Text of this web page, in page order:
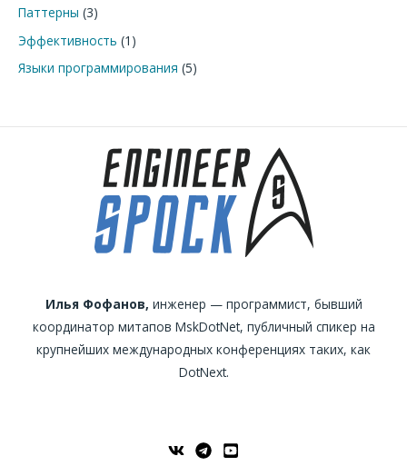
Паттерны (3)
Эффективность (1)
Языки программирования (5)
Илья Фофанов, инженер — программист, бывший
координатор митапов MskDotNet, публичный спикер на
крупнейших международных конференциях таких, как
DotNext.